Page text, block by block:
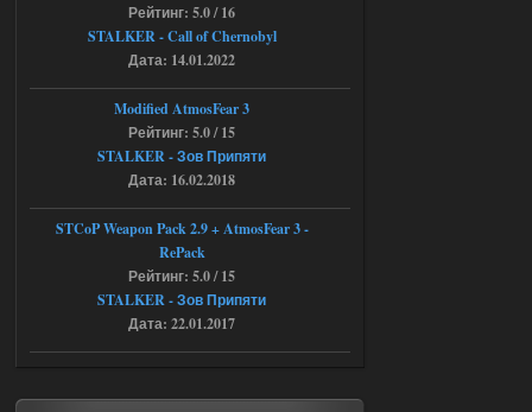
andreyforest1993
там есть опция расшириные
анимации нпс, я поставил
галочку но толку ноль, ни каких
анимаций нет, может это что-то другое,
не известно, больше нет ни каких таких
кнопок по поводу анимаций
Последний рассвет - Эпизод 1
Stalker-Mods-Clan-su
Доступно только для пользователей
Рейтинг: 5.0 / 16
STALKER - Call of Chernobyl
Дата: 14.01.2022
Modified AtmosFear 3
Рейтинг: 5.0 / 15
STALKER - Зов Припяти
Дата: 16.02.2018
STCoP Weapon Pack 2.9 + AtmosFear 3 -
RePack
Рейтинг: 5.0 / 15
STALKER - Зов Припяти
Дата: 22.01.2017